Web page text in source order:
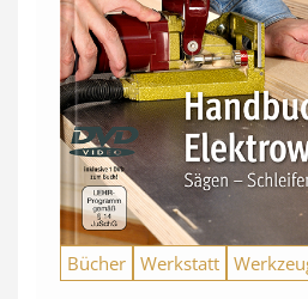
Bücher Werkstatt